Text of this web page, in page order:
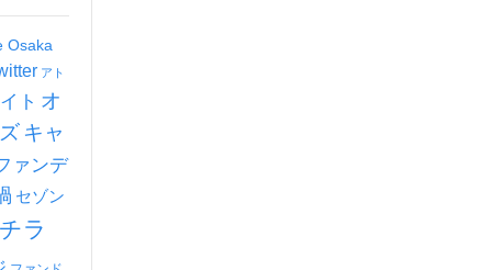
Osaka
アト
ト オ
キャ
ァンデ
セゾン
チラ